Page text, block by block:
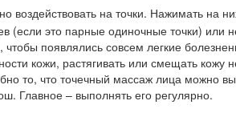
воздействовать на точки. Нажимать на
это парные одиночные точки) или
чтобы появлялись совсем легкие
кожи, растягивать или смещать кожу
то, что точечный массаж лица можно
Главное – выполнять его регулярно.